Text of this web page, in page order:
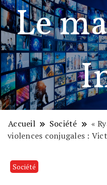
Le
Accueil Société
«
violences conjugales :
Société